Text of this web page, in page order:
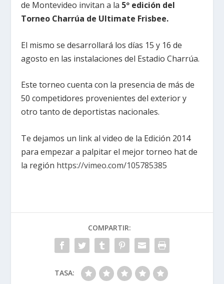
de Montevideo invitan a la 5º edición del
Torneo Charrúa de Ultimate Frisbee.
El mismo se desarrollará los días 15 y 16 de
agosto en las instalaciones del Estadio Charrúa.
Este torneo cuenta con la presencia de más de
50 competidores provenientes del exterior y
otro tanto de deportistas nacionales.
Te dejamos un link al video de la Edición 2014
para empezar a palpitar el mejor torneo hat de
la región https://vimeo.com/105785385
COMPARTIR:
TASA: